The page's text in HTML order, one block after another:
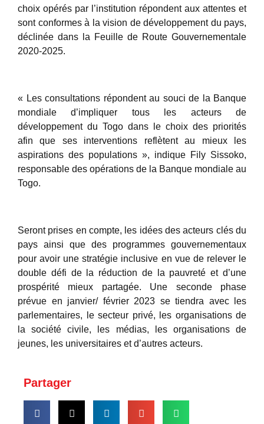
choix opérés par l’institution répondent aux attentes et
sont conformes à la vision de développement du pays,
déclinée dans la Feuille de Route Gouvernementale
2020-2025.
« Les consultations répondent au souci de la Banque
mondiale d’impliquer tous les acteurs de
développement du Togo dans le choix des priorités
afin que ses interventions reflètent au mieux les
aspirations des populations », indique Fily Sissoko,
responsable des opérations de la Banque mondiale au
Togo.
Seront prises en compte, les idées des acteurs clés du
pays ainsi que des programmes gouvernementaux
pour avoir une stratégie inclusive en vue de relever le
double défi de la réduction de la pauvreté et d’une
prospérité mieux partagée. Une seconde phase
prévue en janvier/ février 2023 se tiendra avec les
parlementaires, le secteur privé, les organisations de
la société civile, les médias, les organisations de
jeunes, les universitaires et d’autres acteurs.
Partager